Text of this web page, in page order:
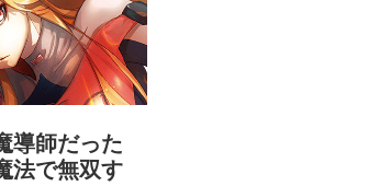
導師だった
法で無双す